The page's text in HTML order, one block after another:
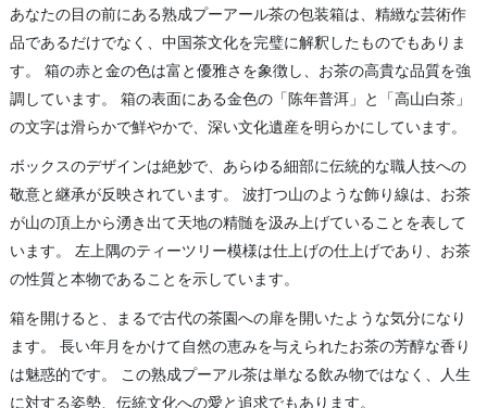
あなたの目の前にある熟成プーアール茶の包装箱は、精緻な芸術作
品であるだけでなく、中国茶文化を完璧に解釈したものでもありま
す。 箱の赤と金の色は富と優雅さを象徴し、お茶の高貴な品質を強
調しています。 箱の表面にある金色の「陈年普洱」と「高山白茶」
の文字は滑らかで鮮やかで、深い文化遺産を明らかにしています。
ボックスのデザインは絶妙で、あらゆる細部に伝統的な職人技への
敬意と継承が反映されています。 波打つ山のような飾り線は、お茶
が山の頂上から湧き出て天地の精髄を汲み上げていることを表して
います。 左上隅のティーツリー模様は仕上げの仕上げであり、お茶
の性質と本物であることを示しています。
箱を開けると、まるで古代の茶園への扉を開いたような気分になり
ます。 長い年月をかけて自然の恵みを与えられたお茶の芳醇な香り
は魅惑的です。 この熟成プーアル茶は単なる飲み物ではなく、人生
に対する姿勢、伝統文化への愛と追求でもあります。